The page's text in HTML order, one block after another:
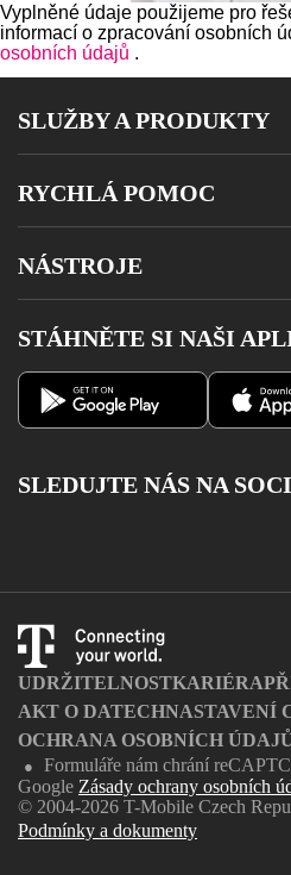
Vyplněné údaje použijeme pro
informací o zpracování osobních
osobních údajů .
SLUŽBY A PRODUKTY
Předplacené karty
Internet
Telefony a zařízení
Magenta 1
RYCHLÁ POMOC
Stav objednávky
Roaming
Volání na barevné linky
NÁSTROJE
Vyzvednout MMS
Můj T-Mobile
Dobít kredit
STÁHNĚTE SI NAŠI
SLEDUJTE NÁS NA
UDRŽITELNOSTKARIÉRA
AKT O DATECHNASTAVENÍ
OCHRANA OSOBNÍCH
●
Formuláře nám chrání
Google Zásady ochrany osobních
© 2004-2026 T-Mobile Czech
Podmínky a dokumenty